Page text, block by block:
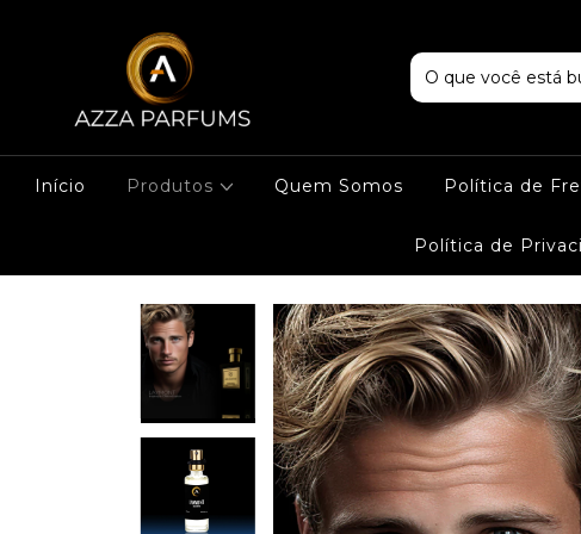
Início Produtos Quem Somos Política de
Política de